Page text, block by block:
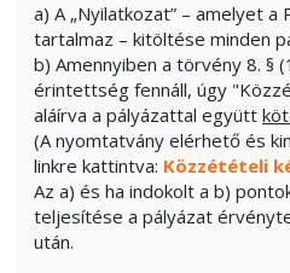
a) A „Nyilatkozat” – amelyet a
tartalmaz – kitöltése minden
b) Amennyiben a törvény 8. §
érintettség fennáll, úgy
aláírva a pályázattal együtt
(A nyomtatvány elérhető és
linkre kattintva: Közzétételi
Az a) és ha indokolt a b)
teljesítése a pályázat
után.